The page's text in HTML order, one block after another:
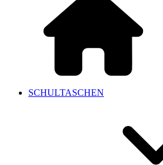
SCHULTASCHEN